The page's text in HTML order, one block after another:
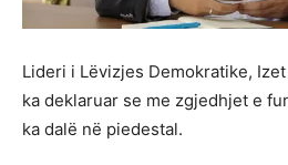
Lideri i Lëvizjes Demokratike,
ka deklaruar se me zgjedhjet e
ka dalë në piedestal.